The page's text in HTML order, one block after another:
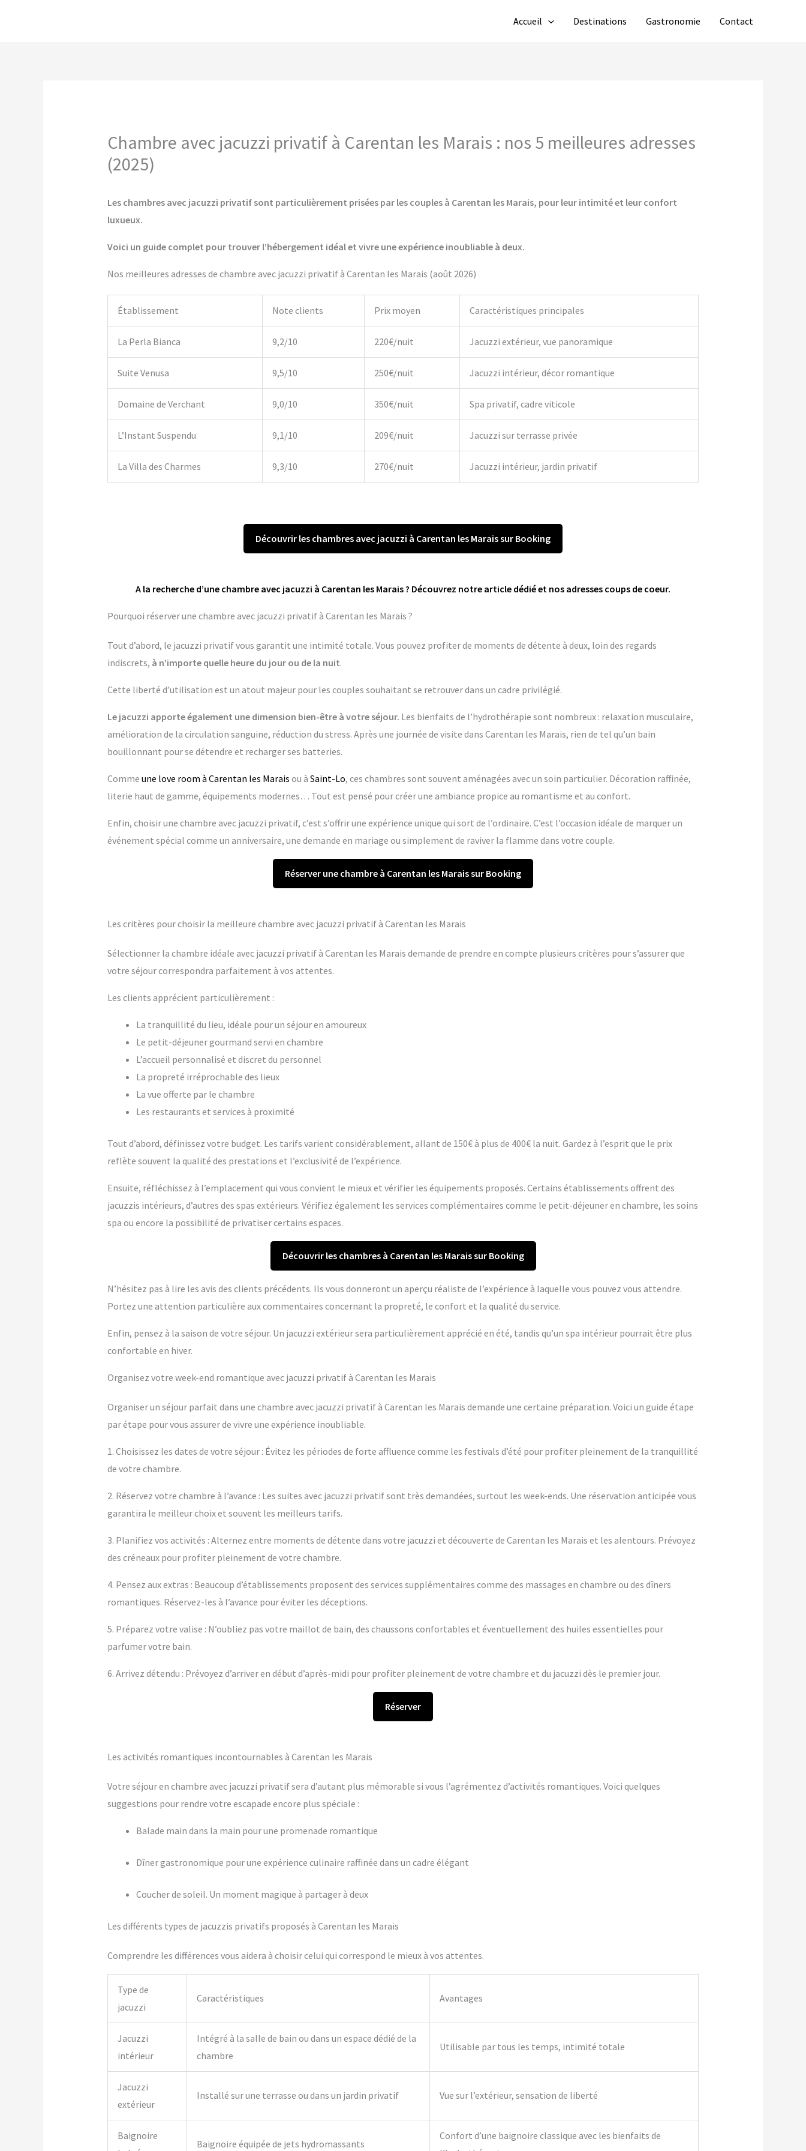
Accueil Destinations Gastronomie Contact
Chambre avec jacuzzi privatif à Carentan les Marais : nos 5 meilleures adresses
(2025)
Les chambres avec jacuzzi privatif sont particulièrement prisées par les couples à Carentan les Marais, pour leur intimité et leur confort
luxueux.
Voici un guide complet pour trouver l’hébergement idéal et vivre une expérience inoubliable à deux.
Nos meilleures adresses de chambre avec jacuzzi privatif à Carentan les Marais (août 2026)
Établissement Note clients Prix moyen Caractéristiques principales
La Perla Bianca 9,2/10 220€/nuit Jacuzzi extérieur, vue panoramique
Suite Venusa 9,5/10 250€/nuit Jacuzzi intérieur, décor romantique
Domaine de Verchant 9,0/10 350€/nuit Spa privatif, cadre viticole
L’Instant Suspendu 9,1/10 209€/nuit Jacuzzi sur terrasse privée
La Villa des Charmes 9,3/10 270€/nuit Jacuzzi intérieur, jardin privatif
Découvrir les chambres avec jacuzzi à Carentan les Marais sur Booking
A la recherche d’une chambre avec jacuzzi à Carentan les Marais ? Découvrez notre article dédié et nos adresses coups de coeur.
Pourquoi réserver une chambre avec jacuzzi privatif à Carentan les Marais ?
Tout d’abord, le jacuzzi privatif vous garantit une intimité totale. Vous pouvez profiter de moments de détente à deux, loin des regards
indiscrets, à n’importe quelle heure du jour ou de la nuit.
Cette liberté d’utilisation est un atout majeur pour les couples souhaitant se retrouver dans un cadre privilégié.
Le jacuzzi apporte également une dimension bien-être à votre séjour. Les bienfaits de l’hydrothérapie sont nombreux : relaxation musculaire,
amélioration de la circulation sanguine, réduction du stress. Après une journée de visite dans Carentan les Marais, rien de tel qu’un bain
bouillonnant pour se détendre et recharger ses batteries.
Comme une love room à Carentan les Marais ou à Saint-Lo, ces chambres sont souvent aménagées avec un soin particulier. Décoration raffinée,
literie haut de gamme, équipements modernes… Tout est pensé pour créer une ambiance propice au romantisme et au confort.
Enfin, choisir une chambre avec jacuzzi privatif, c’est s’offrir une expérience unique qui sort de l’ordinaire. C’est l’occasion idéale de marquer un
événement spécial comme un anniversaire, une demande en mariage ou simplement de raviver la flamme dans votre couple.
Réserver une chambre à Carentan les Marais sur Booking
Les critères pour choisir la meilleure chambre avec jacuzzi privatif à Carentan les Marais
Sélectionner la chambre idéale avec jacuzzi privatif à Carentan les Marais demande de prendre en compte plusieurs critères pour s’assurer que
votre séjour correspondra parfaitement à vos attentes.
Les clients apprécient particulièrement :
La tranquillité du lieu, idéale pour un séjour en amoureux
Le petit-déjeuner gourmand servi en chambre
L’accueil personnalisé et discret du personnel
La propreté irréprochable des lieux
La vue offerte par le chambre
Les restaurants et services à proximité
Tout d’abord, définissez votre budget. Les tarifs varient considérablement, allant de 150€ à plus de 400€ la nuit. Gardez à l’esprit que le prix
reflète souvent la qualité des prestations et l’exclusivité de l’expérience.
Ensuite, réfléchissez à l’emplacement qui vous convient le mieux et vérifier les équipements proposés. Certains établissements offrent des
jacuzzis intérieurs, d’autres des spas extérieurs. Vérifiez également les services complémentaires comme le petit-déjeuner en chambre, les soins
spa ou encore la possibilité de privatiser certains espaces.
Découvrir les chambres à Carentan les Marais sur Booking
N’hésitez pas à lire les avis des clients précédents. Ils vous donneront un aperçu réaliste de l’expérience à laquelle vous pouvez vous attendre.
Portez une attention particulière aux commentaires concernant la propreté, le confort et la qualité du service.
Enfin, pensez à la saison de votre séjour. Un jacuzzi extérieur sera particulièrement apprécié en été, tandis qu’un spa intérieur pourrait être plus
confortable en hiver.
Organisez votre week-end romantique avec jacuzzi privatif à Carentan les Marais
Organiser un séjour parfait dans une chambre avec jacuzzi privatif à Carentan les Marais demande une certaine préparation. Voici un guide étape
par étape pour vous assurer de vivre une expérience inoubliable.
1. Choisissez les dates de votre séjour : Évitez les périodes de forte affluence comme les festivals d’été pour profiter pleinement de la tranquillité
de votre chambre.
2. Réservez votre chambre à l’avance : Les suites avec jacuzzi privatif sont très demandées, surtout les week-ends. Une réservation anticipée vous
garantira le meilleur choix et souvent les meilleurs tarifs.
3. Planifiez vos activités : Alternez entre moments de détente dans votre jacuzzi et découverte de Carentan les Marais et les alentours. Prévoyez
des créneaux pour profiter pleinement de votre chambre.
4. Pensez aux extras : Beaucoup d’établissements proposent des services supplémentaires comme des massages en chambre ou des dîners
romantiques. Réservez-les à l’avance pour éviter les déceptions.
5. Préparez votre valise : N’oubliez pas votre maillot de bain, des chaussons confortables et éventuellement des huiles essentielles pour
parfumer votre bain.
6. Arrivez détendu : Prévoyez d’arriver en début d’après-midi pour profiter pleinement de votre chambre et du jacuzzi dès le premier jour.
Réserver
Les activités romantiques incontournables à Carentan les Marais
Votre séjour en chambre avec jacuzzi privatif sera d’autant plus mémorable si vous l’agrémentez d’activités romantiques. Voici quelques
suggestions pour rendre votre escapade encore plus spéciale :
Balade main dans la main pour une promenade romantique
Dîner gastronomique pour une expérience culinaire raffinée dans un cadre élégant
Coucher de soleil. Un moment magique à partager à deux
Les différents types de jacuzzis privatifs proposés à Carentan les Marais
Comprendre les différences vous aidera à choisir celui qui correspond le mieux à vos attentes.
Type de
jacuzzi
Caractéristiques Avantages
Jacuzzi
intérieur
Intégré à la salle de bain ou dans un espace dédié de la
chambre
Utilisable par tous les temps, intimité totale
Jacuzzi
extérieur
Installé sur une terrasse ou dans un jardin privatif Vue sur l’extérieur, sensation de liberté
Baignoire
Baignoire équipée de jets hydromassants
Confort d’une baignoire classique avec les bienfaits de